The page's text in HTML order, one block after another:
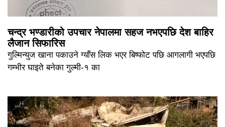
चन्द्र भण्डारीको उपचार नेपालमा सहज नभएपछि देश बाहिर
लैजान सिफारिस
गुल्मिन्युज खाना पकाउने ग्याँस लिक भएर बिष्फोट पछि आगलागी भएपछि
गम्भीर घाइते बनेका गुल्मी-१ का